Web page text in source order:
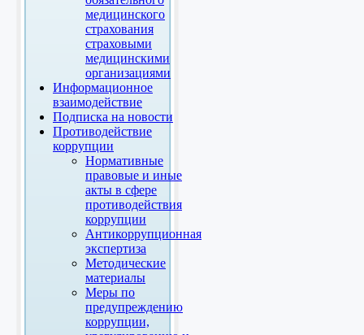
медицинского
страхования
страховыми
медицинскими
организациями
Информационное
взаимодействие
Подписка на новости
Противодействие
коррупции
Нормативные
правовые и иные
акты в сфере
противодействия
коррупции
Антикоррупционная
экспертиза
Методические
материалы
Меры по
предупреждению
коррупции,